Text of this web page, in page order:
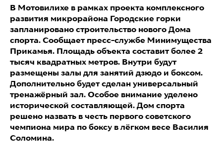
В Мотовилихе в рамках проекта комплексного
развития микрорайона Городские горки
запланировано строительство нового Дома
спорта. Сообщает пресс-службе Минимущества
Прикамья. Площадь объекта составит более 2
тысяч квадратных метров. Внутри будут
размещены залы для занятий дзюдо и боксом.
Дополнительно будет сделан универсальный
тренажёрный зал. Особое внимание уделено
исторической составляющей. Дом спорта
решено назвать в честь первого советского
чемпиона мира по боксу в лёгком весе Василия
Соломина.